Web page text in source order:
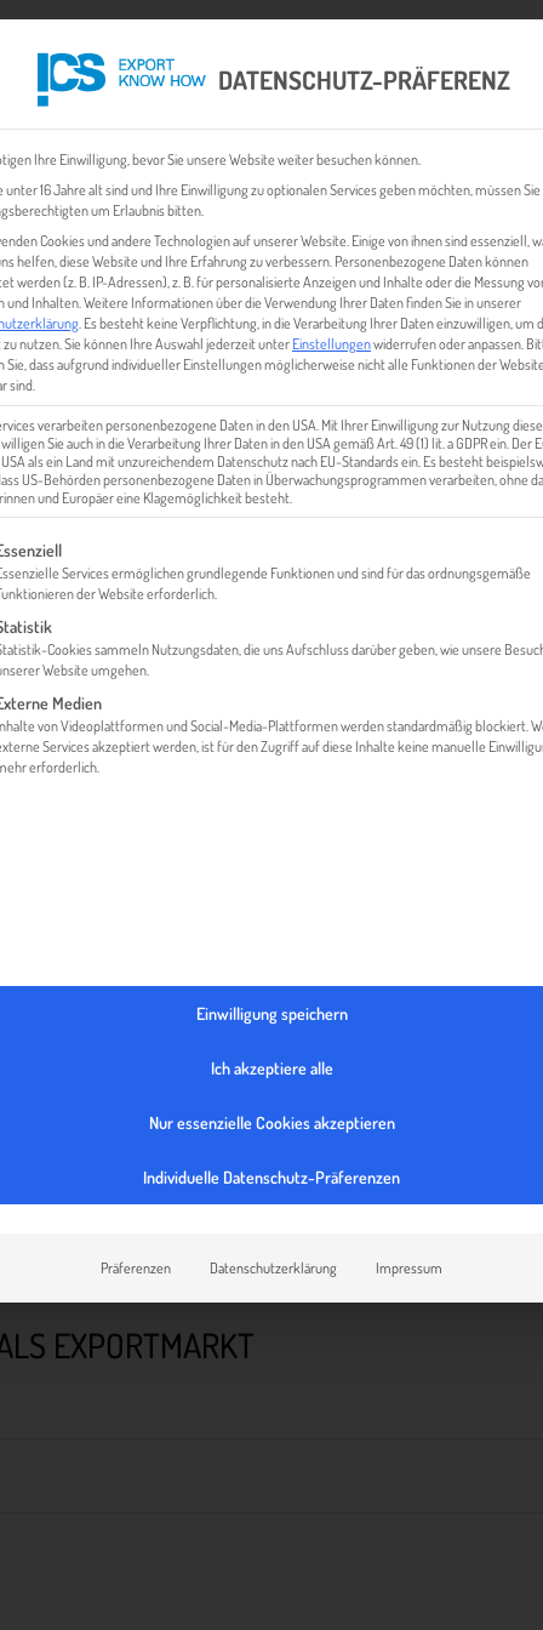
EXPORT BUSINESS PLÄNE EVENTS & NEWS INHALT
ALS EXPORTMARKT
MEDIATHEK
EXPORTMARKT
DATENSCHUTZ-PRÄFERENZ
Ihre Einwilligung, bevor Sie unsere Website weiter besuchen können.
unter 16 Jahre alt sind und Ihre Einwilligung zu optionalen Services geben möchten, müssen
um Erlaubnis bitten.
Cookies und andere Technologien auf unserer Website. Einige von ihnen sind essenziell,
helfen, diese Website und Ihre Erfahrung zu verbessern. Personenbezogene Daten können
werden (z. B. IP-Adressen), z. B. für personalisierte Anzeigen und Inhalte oder die Messung
und Inhalten. Weitere Informationen über die Verwendung Ihrer Daten finden Sie in unserer
Es besteht keine Verpflichtung, in die Verarbeitung Ihrer Daten einzuwilligen, um
nutzen. Sie können Ihre Auswahl jederzeit unterEinstellungenwiderrufen oder anpassen.
Sie, dass aufgrund individueller Einstellungen möglicherweise nicht alle Funktionen der Website
sind.
verarbeiten personenbezogene Daten in den USA. Mit Ihrer Einwilligung zur Nutzung
Sie auch in die Verarbeitung Ihrer Daten in den USA gemäß Art. 49 (1) lit. a GDPR ein. Der
als ein Land mit unzureichendem Datenschutz nach EU-Standards ein. Es besteht
US-Behörden personenbezogene Daten in Überwachungsprogrammen verarbeiten, ohne
und Europäer eine Klagemöglichkeit besteht.
eine Liste der Service-Gruppen, für die eine Einwilligung erteilt werden
Services ermöglichen grundlegende Funktionen und sind für das ordnungsgemäße
der Website erforderlich.
Cookies sammeln Nutzungsdaten, die uns Aufschluss darüber geben, wie unsere
Website umgehen.
Medien
von Videoplattformen und Social-Media-Plattformen werden standardmäßig blockiert.
Services akzeptiert werden, ist für den Zugriff auf diese Inhalte keine manuelle
erforderlich.
Einwilligung speichern
Ich akzeptiere alle
Nur essenzielle Cookies akzeptieren
Individuelle Datenschutz-Präferenzen
Präferenzen Datenschutzerklärung Impressum